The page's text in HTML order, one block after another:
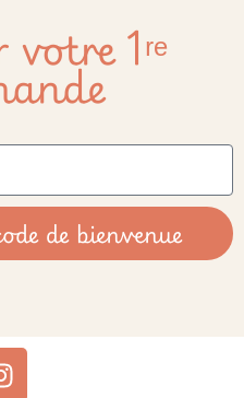
1ʳᵉ
de bienvenue